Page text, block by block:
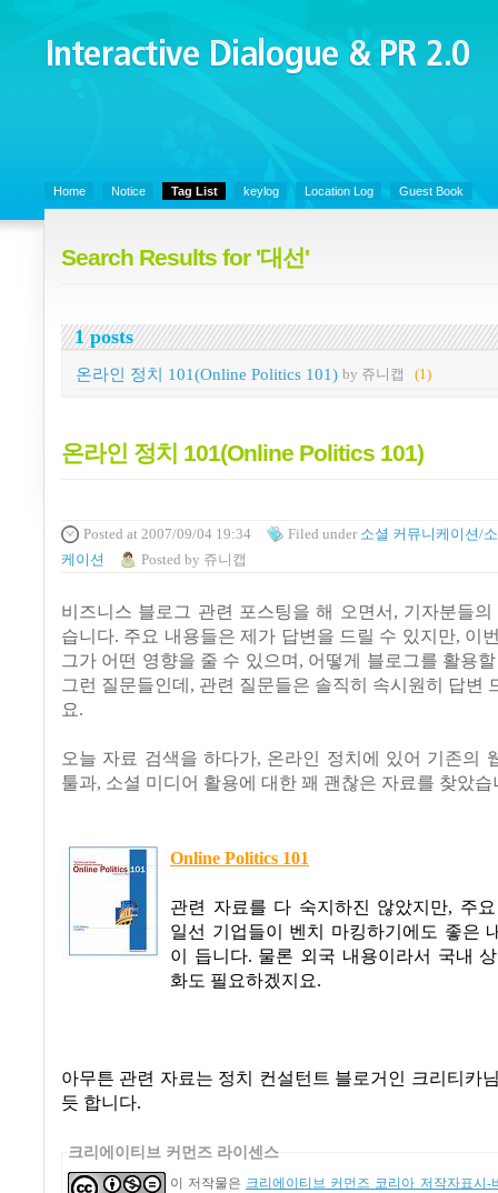
Interactive Dialogue &
PR 2.0
Home Notice Tag List keylog Location Log Guest Book
Search Results for '대선'
1 posts
온라인 정치 101(Online Politics 101) by 쥬니캡 (1)
온라인 정치 101(Online Politics 101)
Posted at 2007/09/04 19:34 Filed under 소셜 커뮤니케이션/
케이션
Posted by 쥬니캡
비즈니스 블로그 관련 포스팅을 해 오면서, 기자분들
습니다. 주요 내용들은 제가 답변을 드릴 수 있지만, 이
그가 어떤 영향을 줄 수 있으며, 어떻게 블로그를 활용
그런 질문들인데, 관련 질문들은 솔직히 속시원히 답변
요.
오늘 자료 검색을 하다가, 온라인 정치에 있어 기존의
툴과, 소셜 미디어 활용에 대한 꽤 괜찮은 자료를 찾았습
Online Politics 101
관련 자료를 다 숙지하진 않았지만, 주
일선 기업들이 벤치 마킹하기에도 좋은
이 듭니다. 물론 외국 내용이라서 국내
화도 필요하겠지요.
아무튼 관련 자료는 정치 컨설턴트 블로거인 크리티카
듯 합니다.
크리에이티브 커먼즈 라이센스
이 저작물은 크리에이티브 커먼즈 코리아 저작자표시-